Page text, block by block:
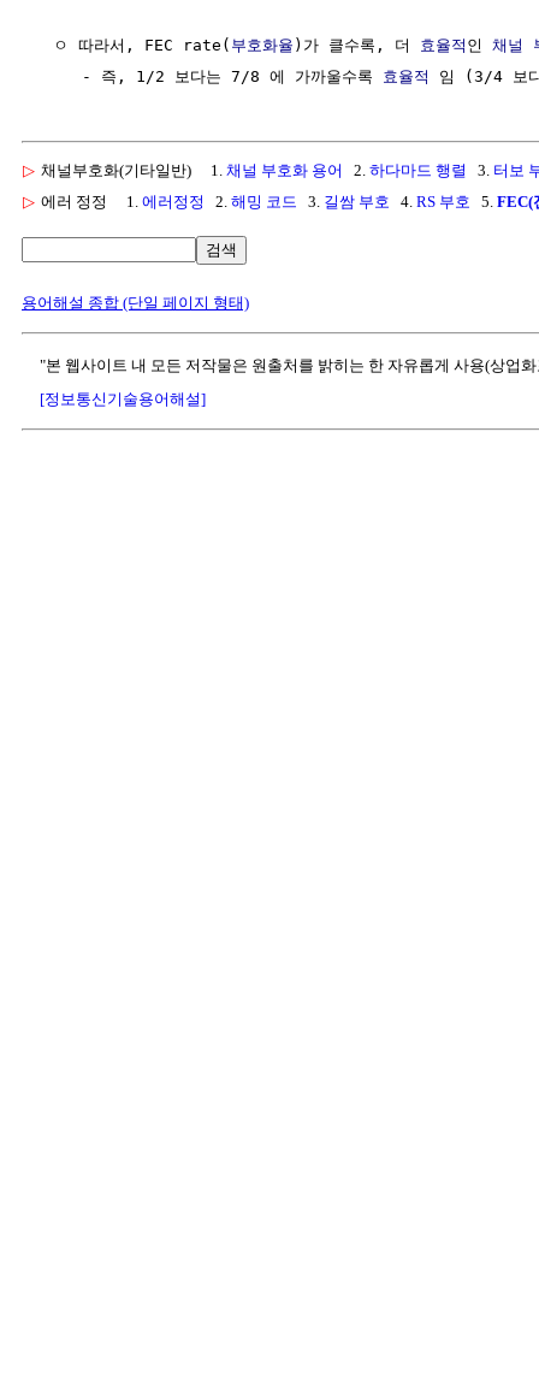
  ㅇ 따라서, FEC rate(
부호화율 )가 클수록, 더 효율적 인 채널
     - 즉, 1/2 보다는 7/8 에 가까울수록
효율적 임 (3/4 보
▷ 채널부호화(기타일반) 1. 채널 부호화 용어 2. 하다마드 행렬 3. 터보
▷ 에러 정정 1. 에러정정 2. 해밍 코드 3. 길쌈 부호 4. RS 부호 5. FEC(
검색
용어해설 종합 (단일 페이지 형태)
"본 웹사이트 내 모든 저작물은 원출처를 밝히는 한 자유롭게 사용(상업
[정보통신기술용어해설]